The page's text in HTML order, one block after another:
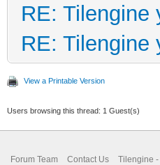
RE: Tilengine
RE: Tilengine
View a Printable Version
Users browsing this thread: 1 Guest(s)
Forum Team Contact Us Tilengine